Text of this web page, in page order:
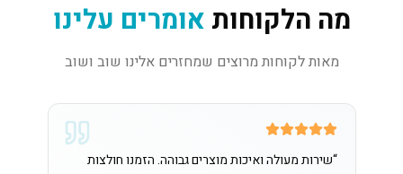
מה הלקוחות אומרים עלינו
מאות לקוחות מרוצים שמחזרים אלינו שוב ושוב
“שירות מעולה ואיכות מוצרים גבוהה. הזמנו חולצות